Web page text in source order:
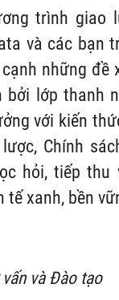
trình giao
và các
những
bởi lớp thanh
với kiến
Chính
hỏi, tiếp
tế xanh, bền
và Đào tạo